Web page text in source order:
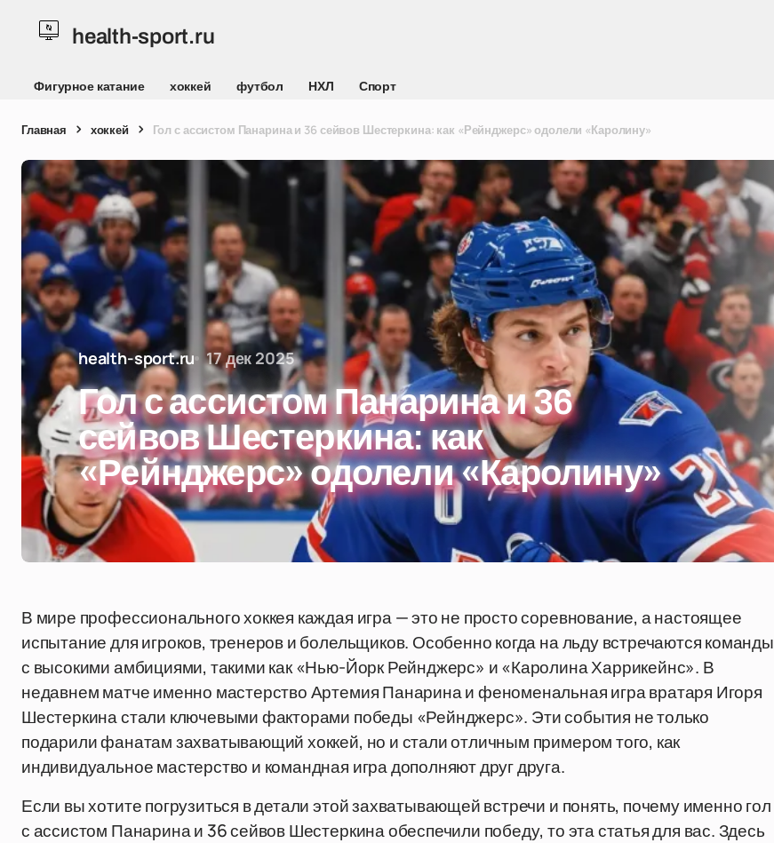
health-sport.ru
Фигурное катание хоккей футбол НХЛ Спорт
Главная хоккей Гол с ассистом Панарина и 36 сейвов Шестеркина: как «Рейнджерс» одолели «Каролину»
health-sport.ru 17 дек 2025
Гол с ассистом Панарина и 36
сейвов Шестеркина: как
«Рейнджерс» одолели «Каролину»
В мире профессионального хоккея каждая игра — это не просто соревнование, а настоящее
испытание для игроков, тренеров и болельщиков. Особенно когда на льду встречаются команды
с высокими амбициями, такими как «Нью-Йорк Рейнджерс» и «Каролина Харрикейнс». В
недавнем матче именно мастерство Артемия Панарина и феноменальная игра вратаря Игоря
Шестеркина стали ключевыми факторами победы «Рейнджерс». Эти события не только
подарили фанатам захватывающий хоккей, но и стали отличным примером того, как
индивидуальное мастерство и командная игра дополняют друг друга.
Если вы хотите погрузиться в детали этой захватывающей встречи и понять, почему именно гол
с ассистом Панарина и 36 сейвов Шестеркина обеспечили победу, то эта статья для вас. Здесь